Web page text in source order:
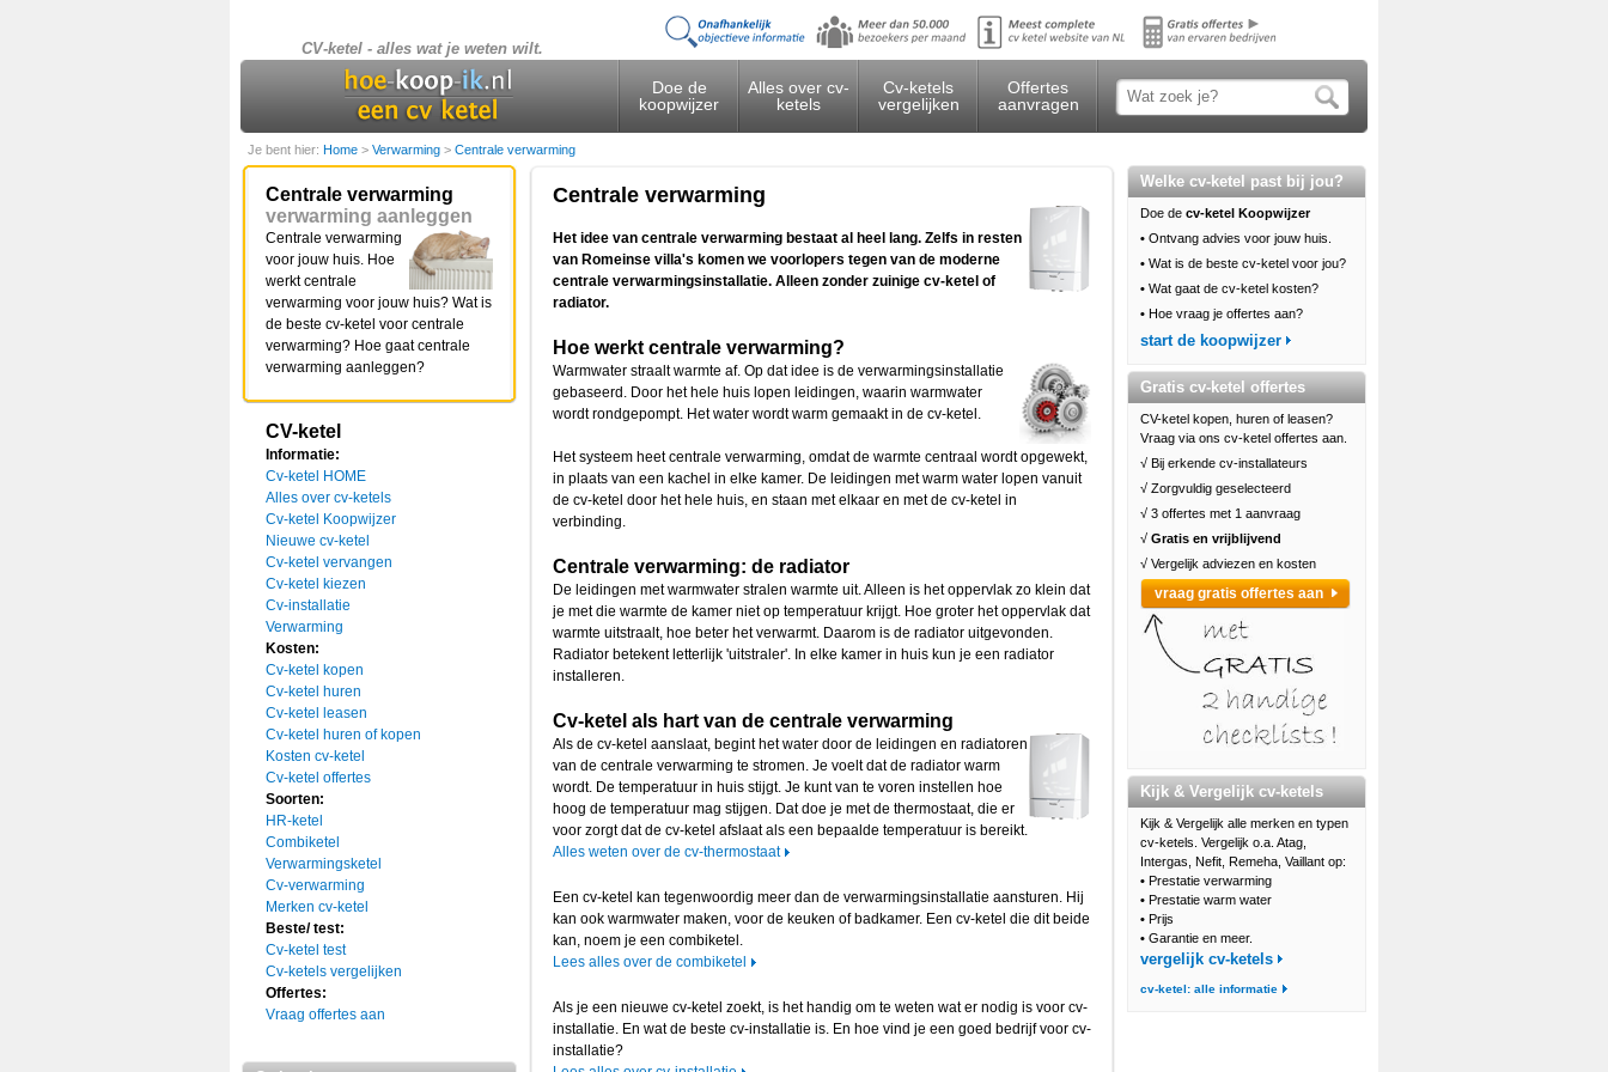
CV-ketel - alles wat je weten wilt.
Doe de
koopwijzer
Alles over cv-
ketels
Cv-ketels
vergelijken
Offertes
aanvragen
Je bent hier: Home > Verwarming > Centrale verwarming
Centrale verwarming
verwarming aanleggen
Centrale verwarming
voor jouw huis. Hoe
werkt centrale
verwarming voor jouw huis? Wat is
de beste cv-ketel voor centrale
verwarming? Hoe gaat centrale
verwarming aanleggen?
CV-ketel
Informatie:
Cv-ketel HOME
Alles over cv-ketels
Cv-ketel Koopwijzer
Nieuwe cv-ketel
Cv-ketel vervangen
Cv-ketel kiezen
Cv-installatie
Verwarming
Kosten:
Cv-ketel kopen
Cv-ketel huren
Cv-ketel leasen
Cv-ketel huren of kopen
Kosten cv-ketel
Cv-ketel offertes
Soorten:
HR-ketel
Combiketel
Verwarmingsketel
Cv-verwarming
Merken cv-ketel
Beste/ test:
Cv-ketel test
Cv-ketels vergelijken
Offertes:
Vraag offertes aan
Centrale verwarming
Het idee van centrale verwarming bestaat al heel lang. Zelfs in resten
van Romeinse villa's komen we voorlopers tegen van de moderne
centrale verwarmingsinstallatie. Alleen zonder zuinige cv-ketel of
radiator.
Hoe werkt centrale verwarming?
Warmwater straalt warmte af. Op dat idee is de verwarmingsinstallatie
gebaseerd. Door het hele huis lopen leidingen, waarin warmwater
wordt rondgepompt. Het water wordt warm gemaakt in de cv-ketel.
Het systeem heet centrale verwarming, omdat de warmte centraal wordt opgewekt,
in plaats van een kachel in elke kamer. De leidingen met warm water lopen vanuit
de cv-ketel door het hele huis, en staan met elkaar en met de cv-ketel in
verbinding.
Centrale verwarming: de radiator
De leidingen met warmwater stralen warmte uit. Alleen is het oppervlak zo klein dat
je met die warmte de kamer niet op temperatuur krijgt. Hoe groter het oppervlak dat
warmte uitstraalt, hoe beter het verwarmt. Daarom is de radiator uitgevonden.
Radiator betekent letterlijk 'uitstraler'. In elke kamer in huis kun je een radiator
installeren.
Cv-ketel als hart van de centrale verwarming
Als de cv-ketel aanslaat, begint het water door de leidingen en radiatoren
van de centrale verwarming te stromen. Je voelt dat de radiator warm
wordt. De temperatuur in huis stijgt. Je kunt van te voren instellen hoe
hoog de temperatuur mag stijgen. Dat doe je met de thermostaat, die er
voor zorgt dat de cv-ketel afslaat als een bepaalde temperatuur is bereikt.
Alles weten over de cv-thermostaat
Een cv-ketel kan tegenwoordig meer dan de verwarmingsinstallatie aansturen. Hij
kan ook warmwater maken, voor de keuken of badkamer. Een cv-ketel die dit beide
kan, noem je een combiketel.
Lees alles over de combiketel
Als je een nieuwe cv-ketel zoekt, is het handig om te weten wat er nodig is voor cv-
installatie. En wat de beste cv-installatie is. En hoe vind je een goed bedrijf voor cv-
installatie?
Welke cv-ketel past bij jou?
Doe de cv-ketel Koopwijzer
• Ontvang advies voor jouw huis.
• Wat is de beste cv-ketel voor jou?
• Wat gaat de cv-ketel kosten?
• Hoe vraag je offertes aan?
start de koopwijzer
Gratis cv-ketel offertes
CV-ketel kopen, huren of leasen?
Vraag via ons cv-ketel offertes aan.
√ Bij erkende cv-installateurs
√ Zorgvuldig geselecteerd
√ 3 offertes met 1 aanvraag
√ Gratis en vrijblijvend
√ Vergelijk adviezen en kosten
vraag gratis offertes aan
Kijk & Vergelijk cv-ketels
Kijk & Vergelijk alle merken en typen
cv-ketels. Vergelijk o.a. Atag,
Intergas, Nefit, Remeha, Vaillant op:
• Prestatie verwarming
• Prestatie warm water
• Prijs
• Garantie en meer.
vergelijk cv-ketels
cv-ketel: alle informatie